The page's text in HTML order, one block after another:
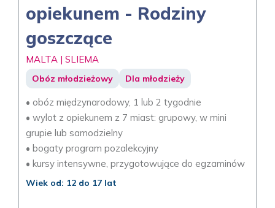
opiekunem - Rodziny
goszczące
MALTA | SLIEMA
Obóz młodzieżowy Dla młodzieży
• obóz międzynarodowy, 1 lub 2 tygodnie
• wylot z opiekunem z 7 miast: grupowy, w mini
grupie lub samodzielny
• bogaty program pozalekcyjny
• kursy intensywne, przygotowujące do egzaminów
Wiek od: 12 do 17 lat